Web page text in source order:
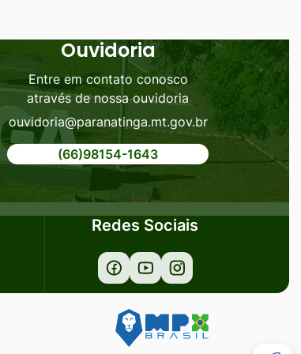
Ouvidoria
Entre em contato conosco
através de nossa ouvidoria
ouvidoria@paranatinga.mt.gov.br
(66)98154-1643
Redes Sociais
Acessar
a
Rede
Social
Acessar
a
Rede
Social
Acessar
a
Rede
Social